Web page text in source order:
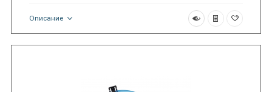
Описание